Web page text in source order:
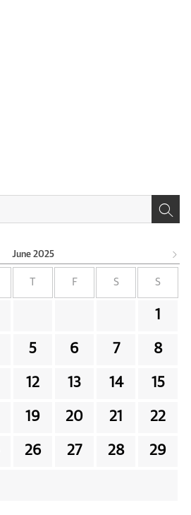
June 2025
F S S
1
5 6 7 8
12 13 14 15
19 20 21 22
26 27 28 29